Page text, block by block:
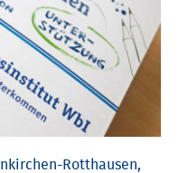
Rotthausen,